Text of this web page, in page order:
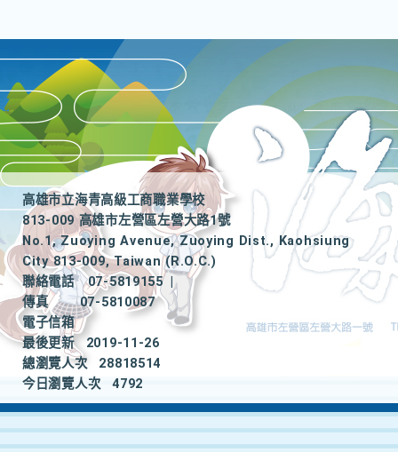
高雄市立海青高級工商職業學校
813-009 高雄市左營區左營大路1號
No.1, Zuoying Avenue, Zuoying Dist., Kaohsiung
City 813-009, Taiwan (R.O.C.)
聯絡電話
07-5819155
|
傳真
07-5810087
電子信箱
最後更新
2019-11-26
總瀏覽人次
28818514
今日瀏覽人次
4792